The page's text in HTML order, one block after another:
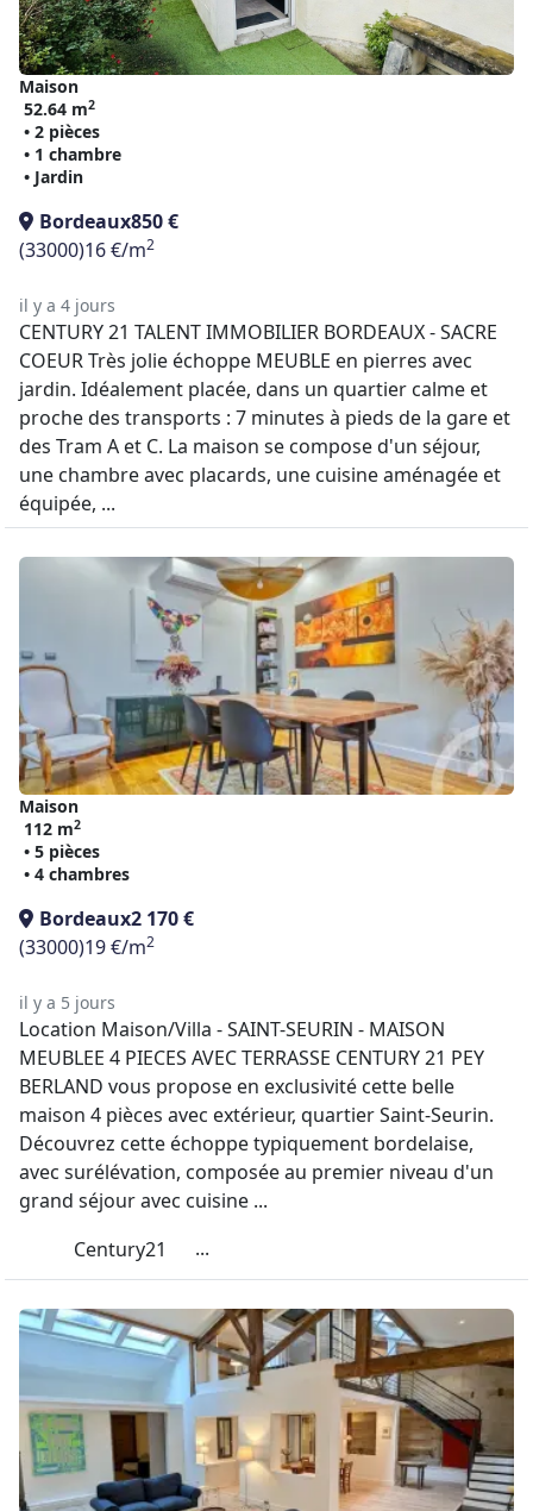
Maison
52.64 m2
• 2 pièces
• 1 chambre
• Jardin
Bordeaux850 €
(33000)16 €/m2
il y a 4 jours
CENTURY 21 TALENT IMMOBILIER BORDEAUX - SACRE
COEUR Très jolie échoppe MEUBLE en pierres avec
jardin. Idéalement placée, dans un quartier calme et
proche des transports : 7 minutes à pieds de la gare et
des Tram A et C. La maison se compose d'un séjour,
une chambre avec placards, une cuisine aménagée et
équipée, ...
Maison
112 m2
• 5 pièces
• 4 chambres
Bordeaux2 170 €
(33000)19 €/m2
il y a 5 jours
Location Maison/Villa - SAINT-SEURIN - MAISON
MEUBLEE 4 PIECES AVEC TERRASSE CENTURY 21 PEY
BERLAND vous propose en exclusivité cette belle
maison 4 pièces avec extérieur, quartier Saint-Seurin.
Découvrez cette échoppe typiquement bordelaise,
avec surélévation, composée au premier niveau d'un
grand séjour avec cuisine ...
Century21
...